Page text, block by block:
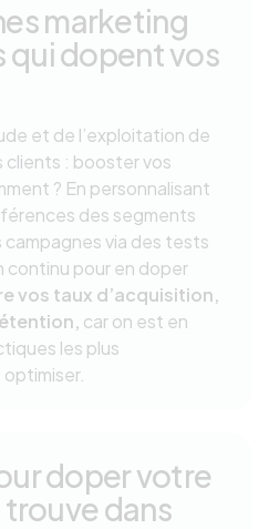
marketing
qui dopent vos
et de l’exploitation de
: booster vos
? En personnalisant
des segments
campagnes via des tests
continu pour en doper
vos taux d’acquisition,
car on est en
les plus
doper votre
dans